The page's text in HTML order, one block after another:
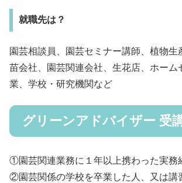
就職先は？
園芸相談員、園芸セミナー講師、植物生
苗会社、園芸関連会社、生花店、ホーム
業、学校・研究機関など
グリーンアドバイザー 受
①園芸関連業務に１年以上携わった実務
②園芸関係の学校を卒業した人、又は講